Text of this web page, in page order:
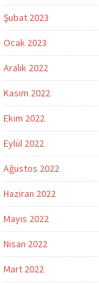
Şubat 2023
Ocak 2023
Aralık 2022
Kasım 2022
Ekim 2022
Eylül 2022
Ağustos 2022
Haziran 2022
Mayıs 2022
Nisan 2022
Mart 2022